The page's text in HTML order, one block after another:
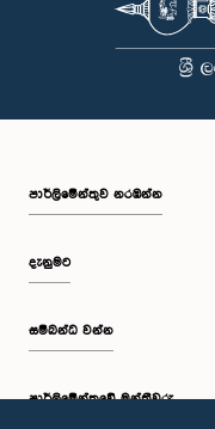
පාර්ලි‌මේන්තුව නරඹන්න
දැනුමට
සම්බන්ධ වන්න
පාර්ලි‌මේන්තුවේ මන්ත්‍රීවරු